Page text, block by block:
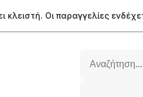
κλειστή. Οι παραγγελίες